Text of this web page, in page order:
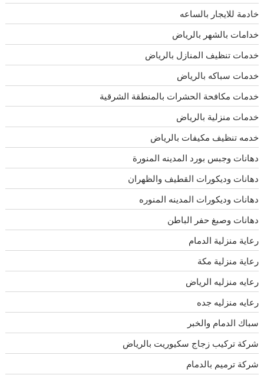
خادمة للايجار بالساعه
خدامات بالشهر بالرياض
خدمات تنظيف المنازل بالرياض
خدمات سباكه بالرياض
خدمات مكافحة الحشرات بالمنطقة الشرقية
خدمات منزلية بالرياض
خدمه تنظيف مكيفات بالرياض
دهانات وجبس بورد المدينه المنورة
دهانات وديكورات القطيف والظهران
دهانات وديكورات المدينه المنوره
دهانات وصبغ حفر الباطن
رعاية منزلية الدمام
رعاية منزلية مكة
رعايه منزليه الرياض
رعايه منزليه جده
سباك الدمام والخبر
شركة تركيب زجاج سكيوريت بالرياض
شركة ترميم بالدمام